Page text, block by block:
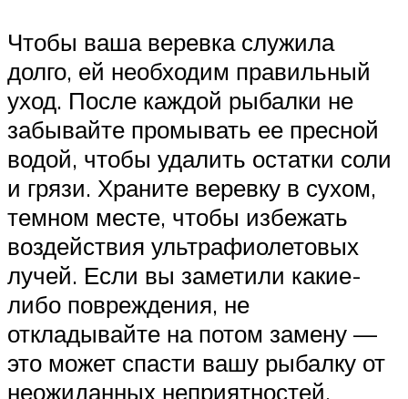
Чтобы ваша веревка служила
долго, ей необходим правильный
уход. После каждой рыбалки не
забывайте промывать ее пресной
водой, чтобы удалить остатки соли
и грязи. Храните веревку в сухом,
темном месте, чтобы избежать
воздействия ультрафиолетовых
лучей. Если вы заметили какие-
либо повреждения, не
откладывайте на потом замену —
это может спасти вашу рыбалку от
неожиданных неприятностей.